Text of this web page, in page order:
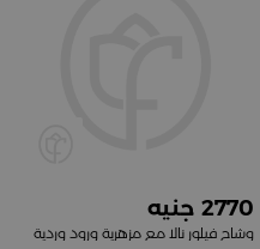
2770
وشاح فيلور نالا مع مزهرية ورود وردية